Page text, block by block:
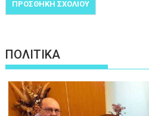
ΠΟΛΙΤΙΚΑ